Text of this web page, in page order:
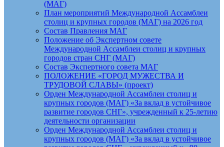
(МАГ)
План мероприятий Международной Ассамблеи
столиц и крупных городов (МАГ) на 2026 год
Состав Правления МАГ
Положение об Экспертном совете
Международной Ассамблеи столиц и крупных
городов стран СНГ (МАГ)
Состав Экспертного совета МАГ
ПОЛОЖЕНИЕ «ГОРОД МУЖЕСТВА И
ТРУДОВОЙ СЛАВЫ» (проект)
Орден Международной Ассамблеи столиц и
крупных городов (МАГ) «За вклад в устойчивое
развитие городов СНГ», учрежденный к 25-летию
деятельности организации
Орден Международной Ассамблеи столиц и
крупных городов (МАГ) «За вклад в устойчивое